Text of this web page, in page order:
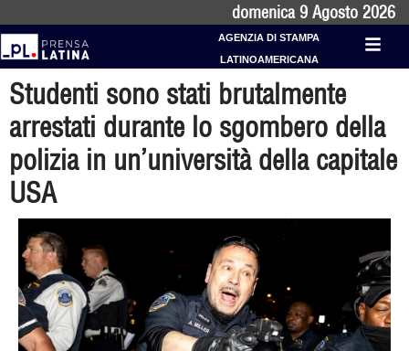
domenica 9 Agosto 2026
AGENZIA DI STAMPA
LATINOAMERICANA
Studenti sono stati brutalmente
arrestati durante lo sgombero della
polizia in un’università della capitale
USA